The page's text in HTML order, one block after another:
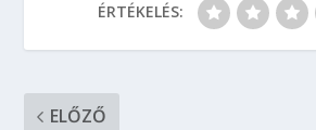
ÉRTÉKELÉS:
ELŐZŐ